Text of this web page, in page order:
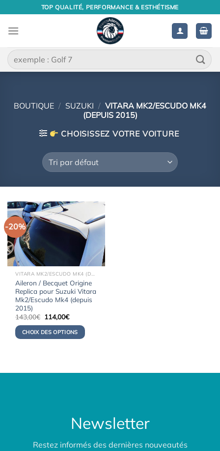
contenu
TOP QUALITÉ, PERFORMANCE & ESTHÉTISME
Recherche
pour :
BOUTIQUE / SUZUKI / VITARA MK2/ESCUDO MK4
(DEPUIS 2015)
CHOISISSEZ VOTRE VOITURE
-20%
VITARA MK2/ESCUDO MK4 (DEPUIS 2015)
Aileron / Becquet Origine
Replica pour Suzuki Vitara
Mk2/Escudo Mk4 (depuis
2015)
143,00€ Le
initial
était :
143,00€.
114,00€Le
actuel
est :
114,00€.
CHOIX DES OPTIONS
Newsletter
Restez informés des dernières nouveautés